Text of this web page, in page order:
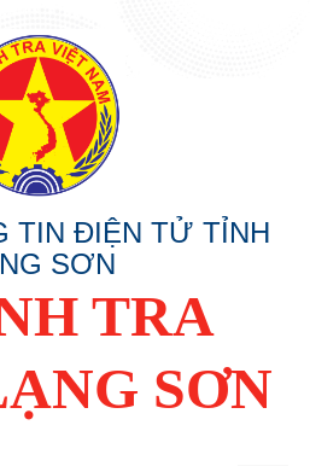
TIN ĐIỆN TỬ TỈNH
SƠN
TRA
SƠN